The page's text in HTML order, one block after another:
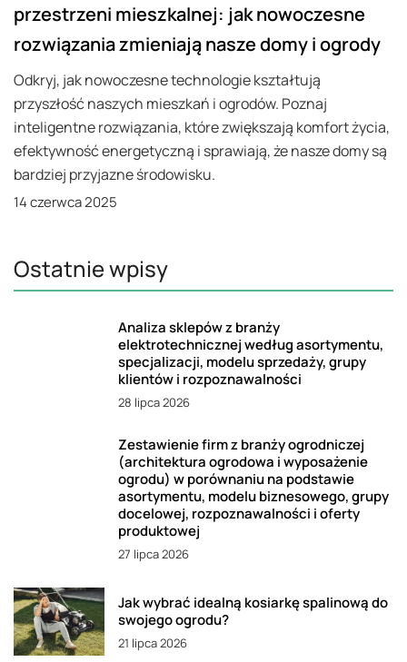
przestrzeni mieszkalnej: jak nowoczesne
rozwiązania zmieniają nasze domy i ogrody
Odkryj, jak nowoczesne technologie kształtują
przyszłość naszych mieszkań i ogrodów. Poznaj
inteligentne rozwiązania, które zwiększają komfort życia,
efektywność energetyczną i sprawiają, że nasze domy są
bardziej przyjazne środowisku.
14 czerwca 2025
Ostatnie wpisy
Analiza sklepów z branży
elektrotechnicznej według asortymentu,
specjalizacji, modelu sprzedaży, grupy
klientów i rozpoznawalności
28 lipca 2026
Zestawienie firm z branży ogrodniczej
(architektura ogrodowa i wyposażenie
ogrodu) w porównaniu na podstawie
asortymentu, modelu biznesowego, grupy
docelowej, rozpoznawalności i oferty
produktowej
27 lipca 2026
Jak wybrać idealną kosiarkę spalinową do
swojego ogrodu?
21 lipca 2026